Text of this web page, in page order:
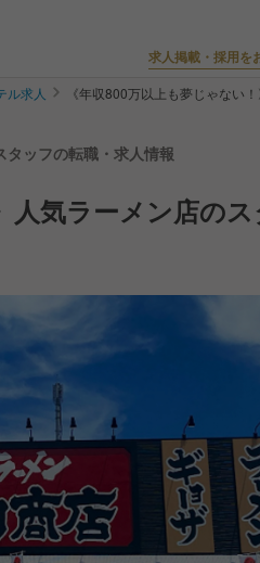
求人掲載・採用を
ル求人 《年収800万以上も夢じゃない
ッフの転職・求人情報
人気ラーメン店のス